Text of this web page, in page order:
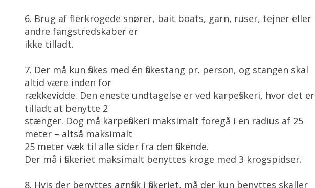
6. Brug af flerkrogede snører, bait boats, garn, ruser, tejner eller
andre fangstredskaber er
ikke tilladt.
7. Der må kun fiskes med én fiskestang pr. person, og stangen skal
altid være inden for
rækkevidde. Den eneste undtagelse er ved karpefiskeri, hvor det er
tilladt at benytte 2
stænger. Dog må karpefiskeri maksimalt foregå i en radius af 25
meter – altså maksimalt
25 meter væk til alle sider fra den fiskende.
Der må i fiskeriet maksimalt benyttes kroge med 3 krogspidser.
8. Hvis der benyttes agnfisk i fiskeriet, må der kun benyttes skaller